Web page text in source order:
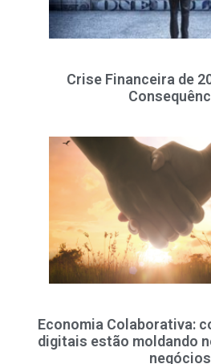
Crise Financeira de
Economia Colaborativa:
digitais estão moldando
negócios